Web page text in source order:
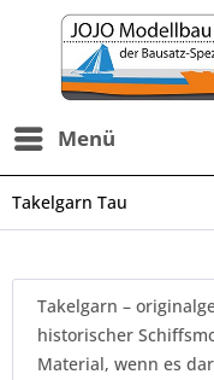
Menü
Takelgarn Tau
Takelgarn –
historischer
Material, wenn es